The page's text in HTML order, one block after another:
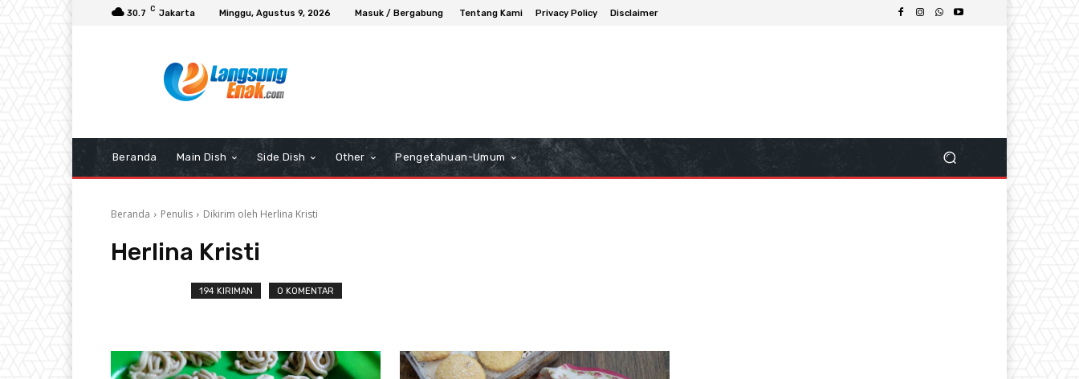
30.7 C Jakarta Minggu, Agustus 9, 2026 Masuk / Bergabung Tentang Kami Privacy Policy Disclaimer
Beranda Main Dish Side Dish Other Pengetahuan-Umum
Beranda Penulis Dikirim oleh Herlina Kristi
Herlina Kristi
194 KIRIMAN 0 KOMENTAR